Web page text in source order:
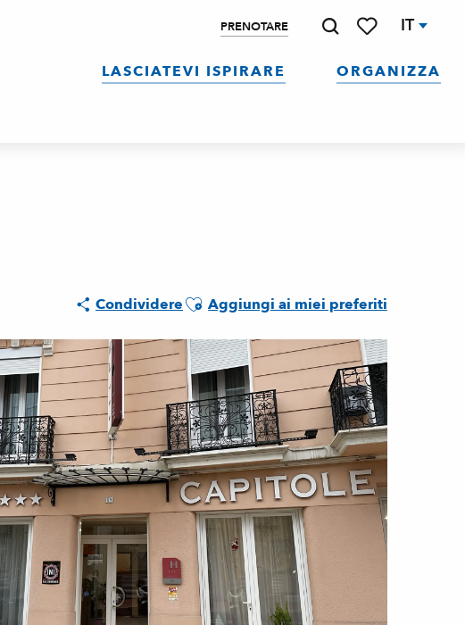
PRENOTARE IT
LASCIATEVI ISPIRARE ORGANIZZA
CondividereAjouter aux favoris
Aggiungi ai miei preferiti